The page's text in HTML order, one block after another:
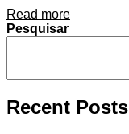
Read more
Pesquisar
Recent Posts